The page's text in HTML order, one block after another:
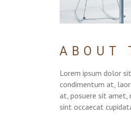
ABOUT
Lorem ipsum dolor
condimentum at,
at, posuere sit amet,
sint occaecat